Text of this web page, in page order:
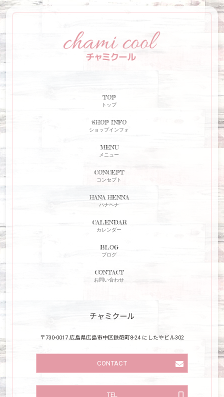
TOP
トップ
SHOP INFO
ショップインフォ
MENU
メニュー
CONCEPT
コンセプト
HANA HENNA
ハナヘナ
CALENDAR
カレンダー
BLOG
ブログ
CONTACT
お問い合わせ
チャミクール
〒730-0017 広島県広島市中区鉄砲町8-24 にしたやビル302
CONTACT
TEL